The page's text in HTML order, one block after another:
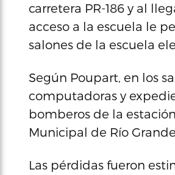
carretera PR-186 y al
acceso a la escuela le
salones de la escuela
Según Poupart, en los
computadoras y
bomberos de la
Municipal de Río
Las pérdidas fueron